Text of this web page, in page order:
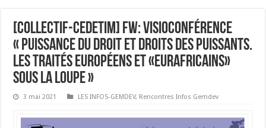
[Collectif-cedetim] Fw: Visioconférence
« Puissance du droit et droits des puissants.
Les traités européens et «eurafricains»
sous la loupe »
3 mai 2021 LES INFOS-GEMDEV, Rencontres Infos Gemdev